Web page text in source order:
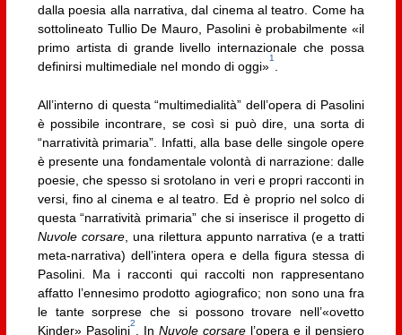
dalla poesia alla narrativa, dal cinema al teatro. Come ha
sottolineato Tullio De Mauro, Pasolini è probabilmente «il
primo artista di grande livello internazionale che possa
definirsi multimediale nel mondo di oggi»
1
All’interno di questa “multimedialità” dell’opera di Pasolini
è possibile incontrare, se così si può dire, una sorta di
“narratività primaria”. Infatti, alla base delle singole opere
è presente una fondamentale volontà di narrazione: dalle
poesie, che spesso si srotolano in veri e propri racconti in
versi, fino al cinema e al teatro. Ed è proprio nel solco di
questa “narratività primaria” che si inserisce il progetto di
Nuvole corsare, una rilettura appunto narrativa (e a tratti
meta-narrativa) dell’intera opera e della figura stessa di
Pasolini. Ma i racconti qui raccolti non rappresentano
affatto l’ennesimo prodotto agiografico; non sono una fra
le tante sorprese che si possono trovare nell’«ovetto
Kinder» Pasolini
2
. In Nuvole corsare l’opera e il pensiero